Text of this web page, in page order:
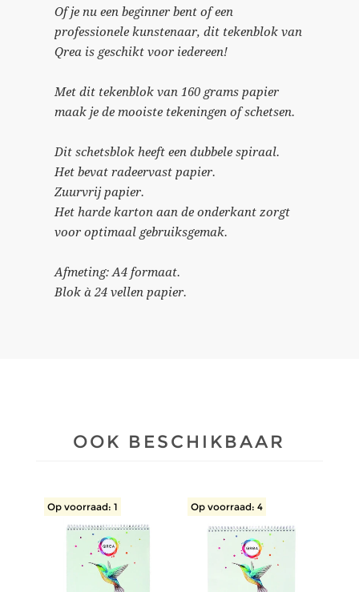
Of je nu een beginner bent of een
professionele kunstenaar, dit tekenblok van
Qrea is geschikt voor iedereen!
Met dit tekenblok van 160 grams papier
maak je de mooiste tekeningen of schetsen.
Dit schetsblok heeft een dubbele spiraal.
Het bevat radeervast papier.
Zuurvrij papier.
Het harde karton aan de onderkant zorgt
voor optimaal gebruiksgemak.
Afmeting: A4 formaat.
Blok à 24 vellen papier.
OOK BESCHIKBAAR
Op voorraad: 1 Op voorraad: 4